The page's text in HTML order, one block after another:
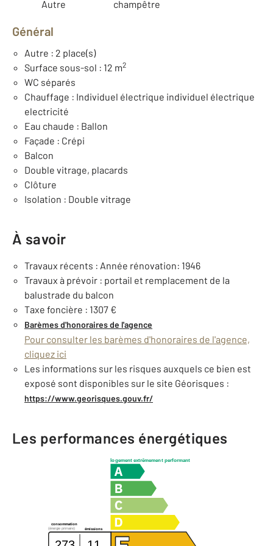
Autre champêtre
Général
Autre : 2 place(s)
Surface sous-sol : 12 m2
WC séparés
Chauffage : Individuel électrique individuel électrique
electricité
Eau chaude : Ballon
Façade : Crépi
Balcon
Double vitrage, placards
Clôture
Isolation : Double vitrage
À savoir
Travaux récents : Année rénovation: 1946
Travaux à prévoir : portail et remplacement de la
balustrade du balcon
Taxe foncière : 1307 €
Barèmes d'honoraires de l'agence
Pour consulter les barèmes d'honoraires de l'agence,
cliquez ici
Les informations sur les risques auxquels ce bien est
exposé sont disponibles sur le site Géorisques :
https://www.georisques.gouv.fr/
Les performances énergétiques
logement extrêmement performant
consommation
émissions
(énergie primaire)